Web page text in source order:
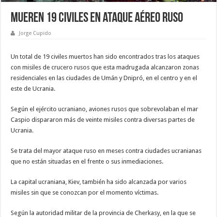
Mueren 19 civiles en ataque aéreo ruso
Jorge Cupido
Un total de 19 civiles muertos han sido encontrados tras los ataques
con misiles de crucero rusos que esta madrugada alcanzaron zonas
residenciales en las ciudades de Umán y Dnipró, en el centro y en el
este de Ucrania.
Según el ejército ucraniano, aviones rusos que sobrevolaban el mar
Caspio dispararon más de veinte misiles contra diversas partes de
Ucrania.
Se trata del mayor ataque ruso en meses contra ciudades ucranianas
que no están situadas en el frente o sus inmediaciones.
La capital ucraniana, Kiev, también ha sido alcanzada por varios
misiles sin que se conozcan por el momento víctimas.
Según la autoridad militar de la provincia de Cherkasy, en la que se